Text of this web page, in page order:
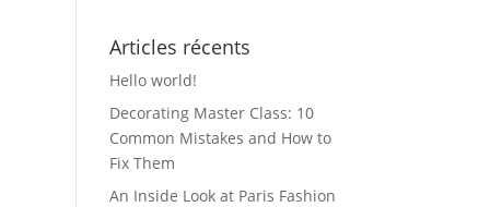
Articles récents
Hello world!
Decorating Master Class: 10
Common Mistakes and How to
Fix Them
An Inside Look at Paris Fashion